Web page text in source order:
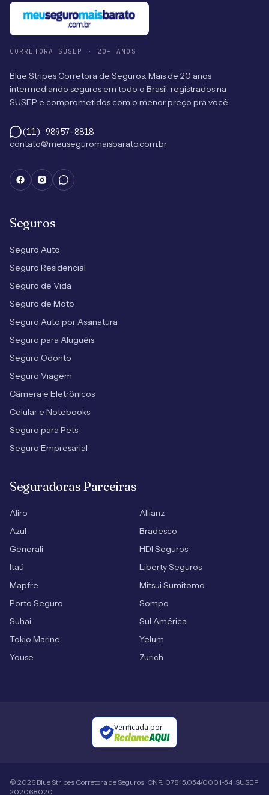
CORRETORA SUSEP · 20+ ANOS
Blue Stripes Corretora de Seguros. Mais de 20 anos
intermediando seguros em todo o Brasil, registrados na
SUSEP e comprometidos com o menor preço pra você.
(11) 98957-8818
contato@meuseguromaisbarato.com.br
Seguros
Seguro Auto
Seguro Residencial
Seguro de Vida
Seguro de Moto
Seguro Auto por Assinatura
Seguro para Aluguéis
Seguro Odonto
Seguro Viagem
Câmera e Eletrônicos
Celular e Notebooks
Seguro para Pets
Seguro Empresarial
Seguradoras Parceiras
Aliro
Allianz
Azul
Bradesco
Generali
HDI Seguros
Itaú
Liberty Seguros
Mapfre
Mitsui Sumitomo
Porto Seguro
Sompo
Suhai
Sul América
Tokio Marine
Yelum
Youse
Zurich
Verificada por
© 2026 Blue Stripes Corretora de Seguros · CNPJ 07.815.054/0001-54 · SUSEP
202068020